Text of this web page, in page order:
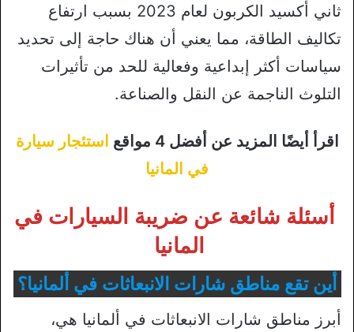
ثاني أكسيد الكربون لعام 2023 بسبب ارتفاع
تكاليف الطاقة، مما يعني أن هناك حاجة إلى تحديد
سياسات أكثر إبداعية وفعالية للحد من تأثيرات
التلوث الناجمة عن النقل والصناعة.
اقرأ أيضًا المزيد عن أفضل 4 مواقع
استئجار سيارة
في المانيا
أسئلة شائعة عن ضريبة السيارات في
المانيا
أين تقع مناطق شارات الانبعاثات في ألمانيا؟
أبرز مناطق شارات الانبعاثات في ألمانيا هي،